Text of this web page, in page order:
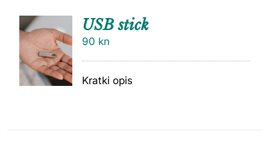
DODAJ
CU
USB stick
90 kn
Kratki opis